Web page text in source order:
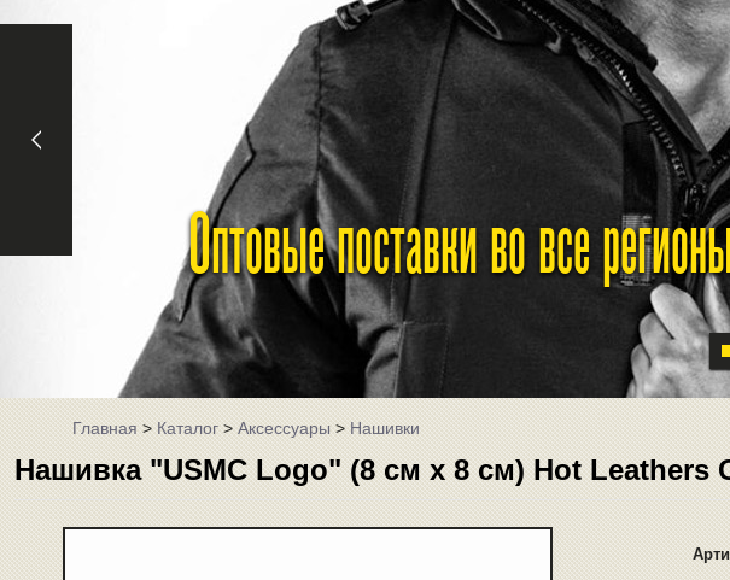
Оптовые поставки во все
Главная>Каталог>Аксессуары>Нашивки
Нашивка "USMC Logo" (8 см x 8 см) Hot Leathers